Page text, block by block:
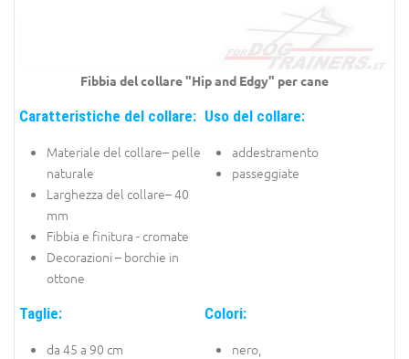
Fibbia del collare "Hip and Edgy" percane
Caratteristiche del collare:
Materiale del collare– pelle
naturale
Larghezza del collare– 40
mm
Fibbia e finitura - cromate
Decorazioni – borchie in
ottone
Uso del collare:
addestramento
passeggiate
Taglie:
da 45 a 90 cm
Colori:
nero,